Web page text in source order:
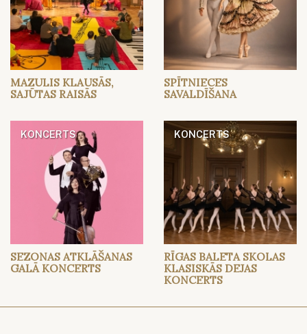
MAZULIS KLAUSĀS,
SAJŪTAS RAISĀS
SPĪTNIECES
SAVALDĪŠANA
KONCERTS
SEZONAS ATKLĀŠANAS
GALĀ KONCERTS
KONCERTS
RĪGAS BALETA SKOLAS
KLASISKĀS DEJAS
KONCERTS